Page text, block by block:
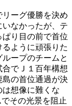
リーグ優勝を決め
なかったが、テ
り目の前で首位
ように頑張りた
ープのチームと
でＪ１百年構想
島の首位通過が決
想像に難くな
その光景を阻止